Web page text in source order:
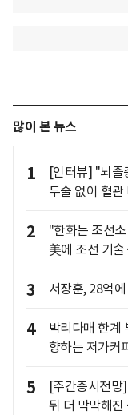
많이 본 뉴스
1
[인터뷰] "뇌
두술 없이 혈
2
"한화는 조선
美에 조선 기
3 서장훈, 28억
4
박리다매 한계
향하는 저가커피
5
[주간증시전
뒤 더 막막해진